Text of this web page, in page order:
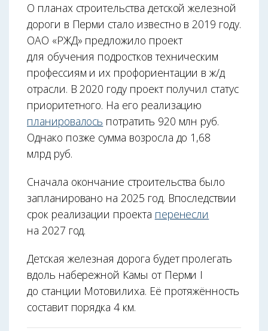
О планах строительства детской железной
дороги в Перми стало известно в 2019 году.
ОАО «РЖД» предложило проект
для обучения подростков техническим
профессиям и их профориентации в ж/д
отрасли. В 2020 году проект получил статус
приоритетного. На его реализацию
планировалось потратить 920 млн руб.
Однако позже сумма возросла до 1,68
млрд руб.
Сначала окончание строительства было
запланировано на 2025 год. Впоследствии
срок реализации проекта перенесли
на 2027 год.
Детская железная дорога будет пролегать
вдоль набережной Камы от Перми I
до станции Мотовилиха. Её протяжённость
составит порядка 4 км.